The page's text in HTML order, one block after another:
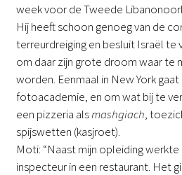
week voor de Tweede
Hij heeft schoon genoeg van de
terreurdreiging en besluit Israël te
om daar zijn grote droom waar te
worden. Eenmaal in New York
fotoacademie, en om wat bij te
een pizzeria alsmashgiach,
spijswetten (kasjroet).
Moti: “Naast mijn opleiding werkte
inspecteur in een restaurant. Het